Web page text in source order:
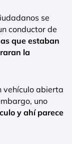
se
conductor de
que estaban
la
vehículo abierta
uno
y ahí parece